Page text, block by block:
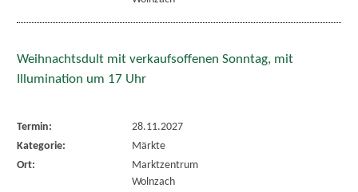
Weihnachtsdult mit verkaufsoffenen Sonntag, mit
Illumination um 17 Uhr
Termin:
28.11.2027
Kategorie:
Märkte
Ort:
Marktzentrum
Wolnzach